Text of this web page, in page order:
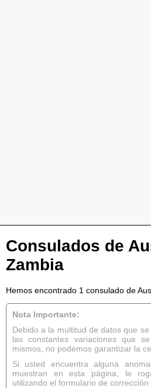
Consulados de
Zambia
Hemos encontrado 1 consulado de
Nota Importante:
Debido a la multitud de datos que
las constantes variaciones que
mismos, no podemos garantizar la
Si usted encuentra alguna
muestran en esta página, le
utilizando el formulario de corrección